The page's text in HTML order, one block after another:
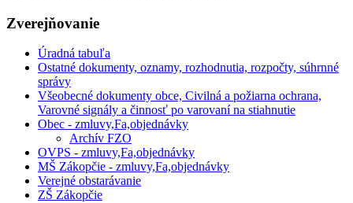
Zverejňovanie
Úradná tabuľa
Ostatné dokumenty, oznamy, rozhodnutia, rozpočty, súhrnné
správy
Všeobecné dokumenty obce, Civilná a požiarna ochrana,
Varovné signály a činnosť po varovaní na stiahnutie
Obec - zmluvy,Fa,objednávky
Archív FZO
OVPS - zmluvy,Fa,objednávky
MŠ Zákopčie - zmluvy,Fa,objednávky
Verejné obstarávanie
ZŠ Zákopčie